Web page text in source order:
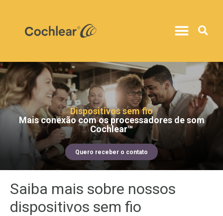
Dispositivos sem fio
Mais conexão com os processadores de som
Cochlear™
Quero receber o contato
Saiba mais sobre nossos
dispositivos sem fio